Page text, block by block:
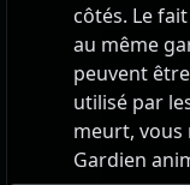
côtés. Le
au même
peuvent
utilisé par
meurt,
Gardien